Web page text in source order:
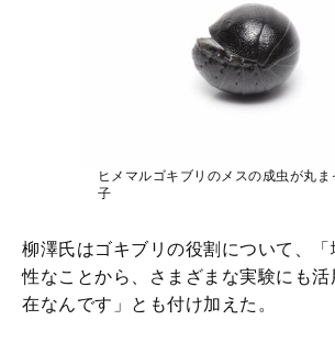
ヒメマルゴキブリのメスの成虫が丸ま
子
柳澤氏はゴキブリの役割について、
性なことから、さまざまな実験にも
在なんです」とも付け加えた。